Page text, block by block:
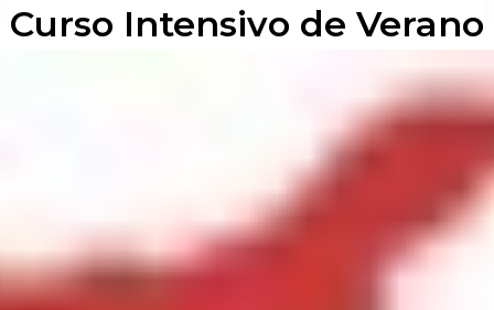
Curso Intensivo de Verano
Teatro de Adultos